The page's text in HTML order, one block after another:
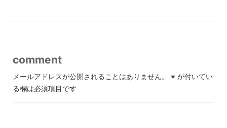
comment
メールアドレスが公開されることはありません。 ※ が付いてい
る欄は必須項目です